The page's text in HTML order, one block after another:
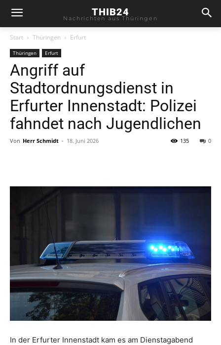
THIB24
Nachrichten aus Thüringen
Start Thüringen Erfurt
Thüringen Erfurt
Angriff auf
Stadtordnungsdienst in
Erfurter Innenstadt: Polizei
fahndet nach Jugendlichen
Von Herr Schmidt - 18. Juni 2026 0
135
In der Erfurter Innenstadt kam es am Dienstagabend